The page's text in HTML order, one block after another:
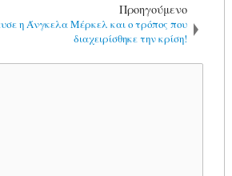
Προηγούμενο
η Άνγκελα Μέρκελ και ο τρόπος που
διαχειρίσθηκε την κρίση!